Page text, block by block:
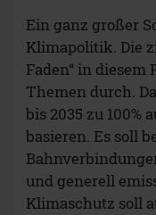
Ein ganz großer
Klimapolitik. Die
Faden“ in diesem
Themen durch.
bis 2035 zu 100%
basieren. Es soll
und generell
Klimaschutz soll